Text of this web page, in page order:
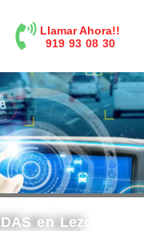
Llamar Ahora!!
919 93 08 30
en Lezo